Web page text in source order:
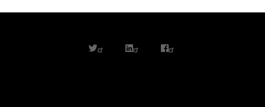
twitterlinkedinfacebook